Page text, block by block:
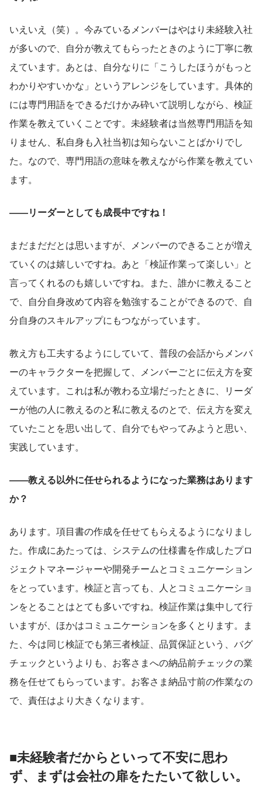
いえいえ（笑）。今みているメンバーはやはり未経験入社
が多いので、自分が教えてもらったときのように丁寧に教
えています。あとは、自分なりに「こうしたほうがもっと
わかりやすいかな」というアレンジをしています。具体的
には専門用語をできるだけかみ砕いて説明しながら、検証
作業を教えていくことです。未経験者は当然専門用語を知
りません、私自身も入社当初は知らないことばかりでし
た。なので、専門用語の意味を教えながら作業を教えてい
ます。
――リーダーとしても成長中ですね！
まだまだだとは思いますが、メンバーのできることが増え
ていくのは嬉しいですね。あと「検証作業って楽しい」と
言ってくれるのも嬉しいですね。また、誰かに教えること
で、自分自身改めて内容を勉強することができるので、自
分自身のスキルアップにもつながっています。
教え方も工夫するようにしていて、普段の会話からメンバ
ーのキャラクターを把握して、メンバーごとに伝え方を変
えています。これは私が教わる立場だったときに、リーダ
ーが他の人に教えるのと私に教えるのとで、伝え方を変え
ていたことを思い出して、自分でもやってみようと思い、
実践しています。
――教える以外に任せられるようになった業務はあります
か？
あります。項目書の作成を任せてもらえるようになりまし
た。作成にあたっては、システムの仕様書を作成したプロ
ジェクトマネージャーや開発チームとコミュニケーション
をとっています。検証と言っても、人とコミュニケーショ
ンをとることはとても多いですね。検証作業は集中して行
いますが、ほかはコミュニケーションを多くとります。ま
た、今は同じ検証でも第三者検証、品質保証という、バグ
チェックというよりも、お客さまへの納品前チェックの業
務を任せてもらっています。お客さま納品寸前の作業なの
で、責任はより大きくなります。
■未経験者だからといって不安に思わ
ず、まずは会社の扉をたたいて欲しい。